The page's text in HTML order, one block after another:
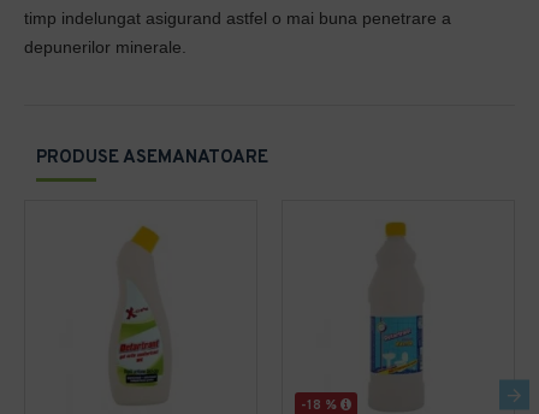
PRODUSE ASEMANATOARE
-18 %
timp indelungat asigurand astfel o mai buna penetrare a
depunerilor minerale.